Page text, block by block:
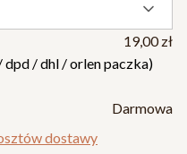
19,00 zł
/ dhl / orlen paczka)
Darmowa
dostawy